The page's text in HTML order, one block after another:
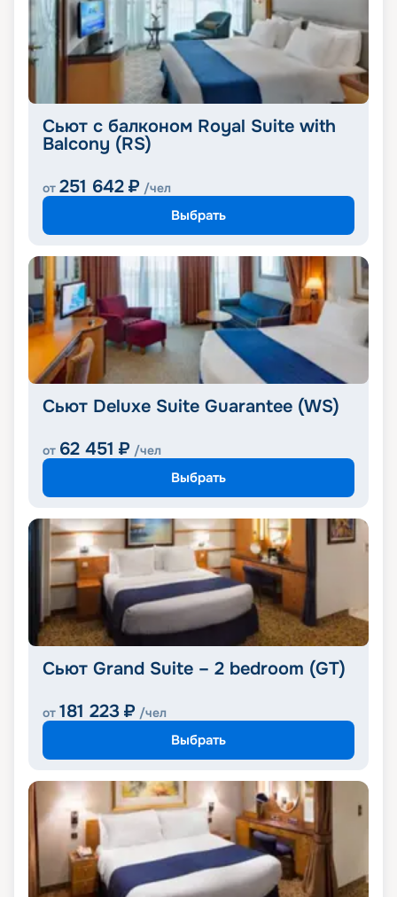
Сьют с балконом Royal Suite with
Balcony (RS)
от 251 642 ₽ /чел
Выбрать
Сьют Deluxe Suite Guarantee (WS)
от 62 451 ₽ /чел
Выбрать
Сьют Grand Suite – 2 bedroom (GT)
от 181 223 ₽ /чел
Выбрать